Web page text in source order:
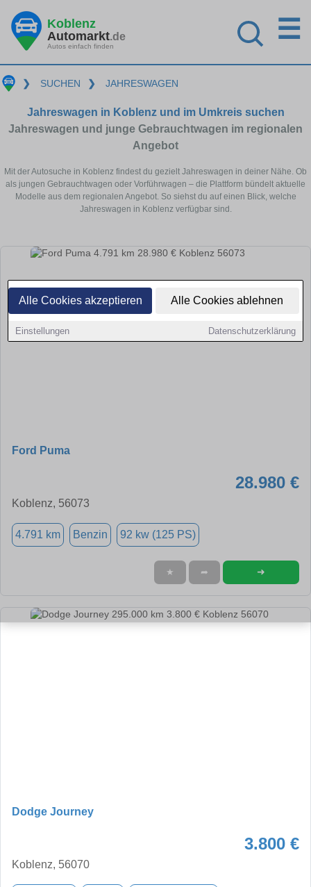
Alle Cookies akzeptieren Alle Cookies ablehnen
Einstellungen Datenschutzerklärung
Koblenz
Automarkt.de
Autos einfach finden
☰
❯ SUCHEN ❯ JAHRESWAGEN
Jahreswagen in Koblenz und im Umkreis suchen
Jahreswagen und junge Gebrauchtwagen im regionalen
Angebot
Mit der Autosuche in Koblenz findest du gezielt Jahreswagen in deiner Nähe. Ob
als jungen Gebrauchtwagen oder Vorführwagen – die Plattform bündelt aktuelle
Modelle aus dem regionalen Angebot. So siehst du auf einen Blick, welche
Jahreswagen in Koblenz verfügbar sind.
Ford Puma
28.980 €
Koblenz, 56073
4.791 km Benzin 92 kw (125 PS)
★ ➦ ➜
Dodge Journey
3.800 €
Koblenz, 56070